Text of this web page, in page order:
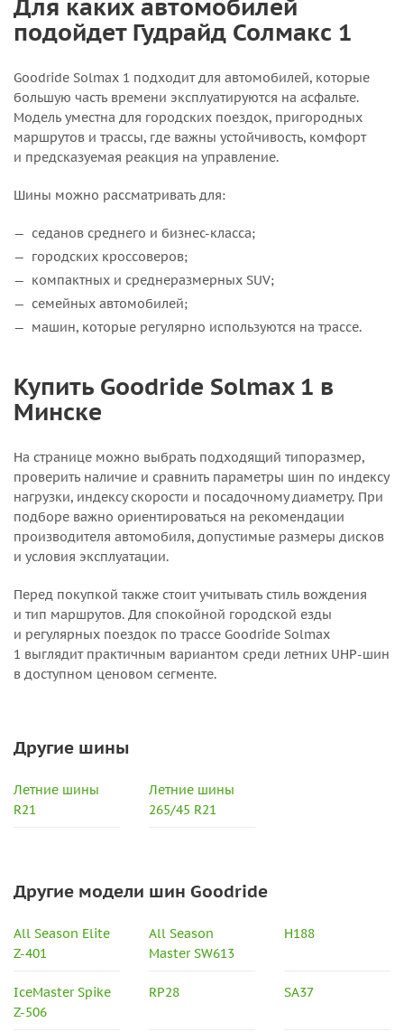
Для каких автомобилей
подойдет Гудрайд Солмакс 1
Goodride Solmax 1 подходит для автомобилей, которые
большую часть времени эксплуатируются на асфальте.
Модель уместна для городских поездок, пригородных
маршрутов и трассы, где важны устойчивость, комфорт
и предсказуемая реакция на управление.
Шины можно рассматривать для:
седанов среднего и бизнес-класса;
городских кроссоверов;
компактных и среднеразмерных SUV;
семейных автомобилей;
машин, которые регулярно используются на трассе.
Купить Goodride Solmax 1 в
Минске
На странице можно выбрать подходящий типоразмер,
проверить наличие и сравнить параметры шин по индексу
нагрузки, индексу скорости и посадочному диаметру. При
подборе важно ориентироваться на рекомендации
производителя автомобиля, допустимые размеры дисков
и условия эксплуатации.
Перед покупкой также стоит учитывать стиль вождения
и тип маршрутов. Для спокойной городской езды
и регулярных поездок по трассе Goodride Solmax
1 выглядит практичным вариантом среди летних UHP-шин
в доступном ценовом сегменте.
Другие шины
Летние шины
R21
Летние шины
265/45 R21
Другие модели шин Goodride
All Season Elite
Z-401
All Season
Master SW613
H188
IceMaster Spike
Z-506
RP28 SA37